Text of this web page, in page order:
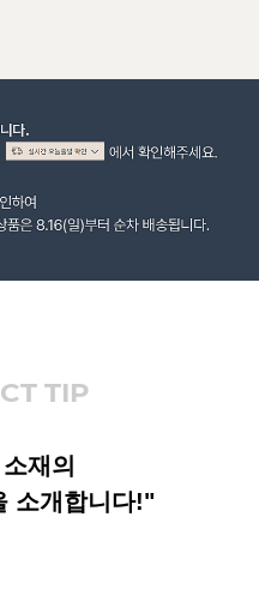
TIP
재의
소개합니다!"